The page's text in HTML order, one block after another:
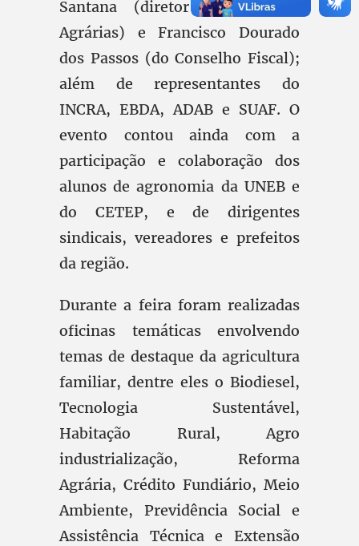
Santana (diretor de Políticas
Agrárias) e Francisco Dourado
dos Passos (do Conselho Fiscal);
além de representantes do
INCRA, EBDA, ADAB e SUAF. O
evento contou ainda com a
participação e colaboração dos
alunos de agronomia da UNEB e
do CETEP, e de dirigentes
sindicais, vereadores e prefeitos
da região.
Durante a feira foram realizadas
oficinas temáticas envolvendo
temas de destaque da agricultura
familiar, dentre eles o Biodiesel,
Tecnologia Sustentável,
Habitação Rural, Agro
industrialização, Reforma
Agrária, Crédito Fundiário, Meio
Ambiente, Previdência Social e
Assistência Técnica e Extensão